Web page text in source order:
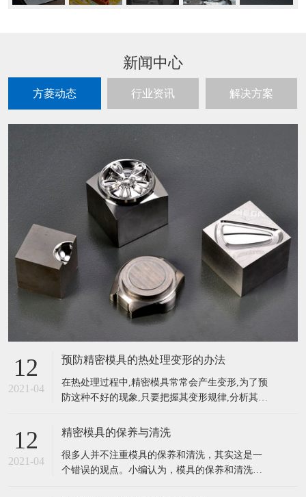
新闻中心
方菱动态 行业资讯 解决方案
12
2021-04
预防精密模具的热处理变形的办法
在热处理过程中,精密模具常常会产生变形,为了预
防这种不好的现象,只要把握其变形规律,分析其产
能够减少的,也是能够控制的。一般来说,对精密复
道选材。对精密复杂模具应选择材质好的微变形
模具钢(如空淬钢)
12
2021-04
精密模具的保养与清洗
很多人并不注重模具的保养和清洗，其实这是一
个错误的观点。小编认为，模具的保养和清洗工